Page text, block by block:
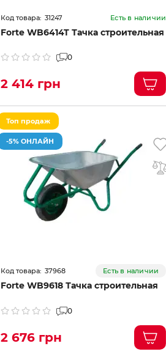
31247 Есть в наличии
Forte WB6414T Тачка строительная
0
2 414 грн
Топ продаж
-5% ОНЛАЙН
37968 Есть в наличии
Forte WB9618 Тачка строительная
0
2 676 грн